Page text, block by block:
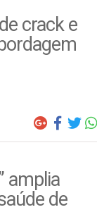
crack e
amplia
de